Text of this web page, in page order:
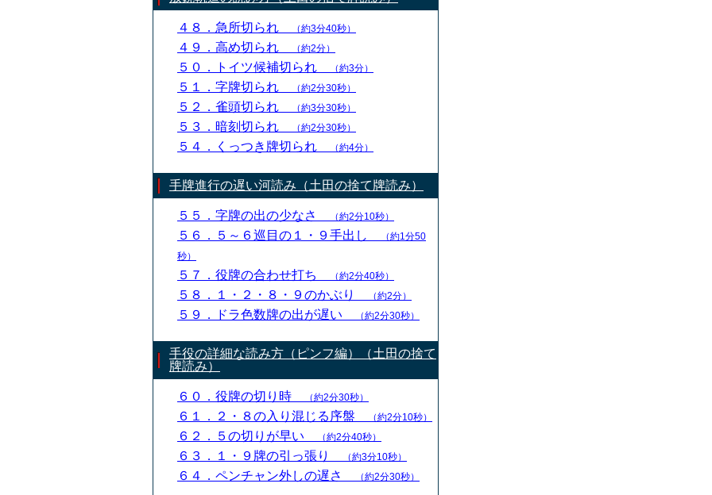
４８．急所切られ （約3分40秒）
４９．高め切られ （約2分）
５０．トイツ候補切られ （約3分）
５１．字牌切られ （約2分30秒）
５２．雀頭切られ （約3分30秒）
５３．暗刻切られ （約2分30秒）
５４．くっつき牌切られ （約4分）
手牌進行の遅い河読み（土田の捨て牌読み）
５５．字牌の出の少なさ （約2分10秒）
５６．５～６巡目の１・９手出し
（約1分50
秒）
５７．役牌の合わせ打ち （約2分40秒）
５８．１・２・８・９のかぶり （約2分）
５９．ドラ色数牌の出が遅い （約2分30秒）
手役の詳細な読み方（ピンフ編）（土田の捨て
牌読み）
６０．役牌の切り時 （約2分30秒）
６１．２・８の入り混じる序盤 （約2分10秒）
６２．５の切りが早い （約2分40秒）
６３．１・９牌の引っ張り （約3分10秒）
６４．ペンチャン外しの遅さ （約2分30秒）